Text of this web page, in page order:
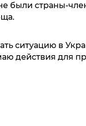
были страны-
ситуацию в
действия для